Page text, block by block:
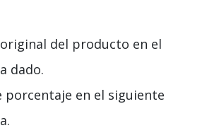
del producto en el
dado.
porcentaje en el siguiente